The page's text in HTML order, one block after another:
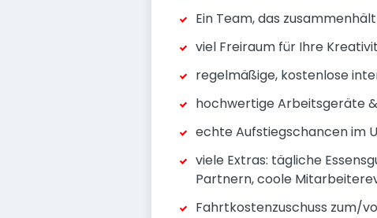
Ein Team, das
viel Freiraum für Ihre
regelmäßige, kostenlose
hochwertige Arbeitsgeräte
echte Aufstiegschancen im
viele Extras: tägliche
Partnern, coole
Fahrtkostenzuschuss zum/